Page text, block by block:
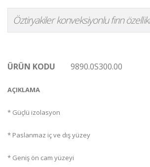
Öztiryakiler konveksiyonlu fırın
ÜRÜN KODU 9890.0S300.00
AÇIKLAMA
* Güçlü izolasyon
* Paslanmaz iç ve dış yüzey
* Geniş ön cam yüzeyi